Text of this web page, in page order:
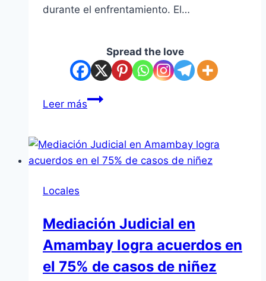
durante el enfrentamiento. El…
Spread the love
Leer másBrasileños
atropellar
a
patrullera
en
Capitán
Bado
Locales
Mediación Judicial en
Amambay logra acuerdos en
el 75% de casos de niñez